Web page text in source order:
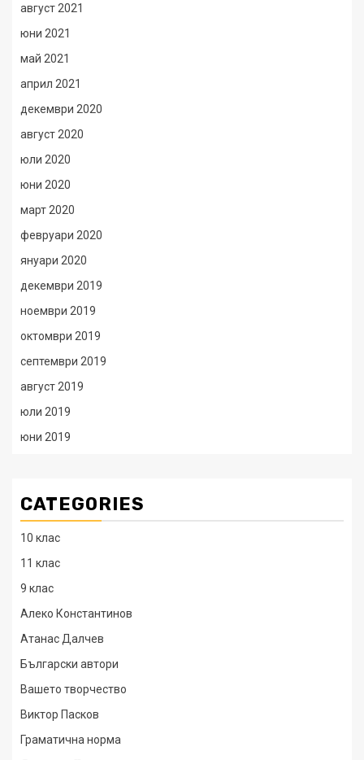
август 2021
юни 2021
май 2021
април 2021
декември 2020
август 2020
юли 2020
юни 2020
март 2020
февруари 2020
януари 2020
декември 2019
ноември 2019
октомври 2019
септември 2019
август 2019
юли 2019
юни 2019
CATEGORIES
10 клас
11 клас
9 клас
Алеко Константинов
Атанас Далчев
Български автори
Вашето творчество
Виктор Пасков
Граматична норма